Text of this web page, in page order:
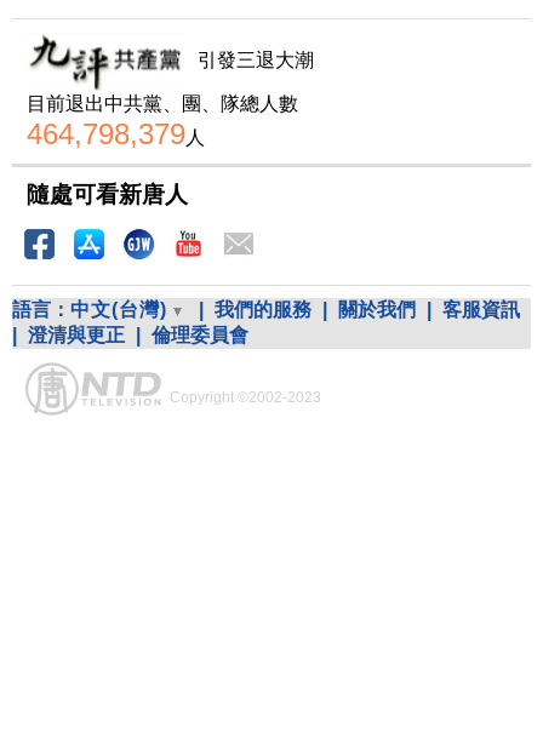
引發三退大潮
目前退出中共黨、團、隊總人數
464,798,379人
隨處可看新唐人
語言： 中文(台灣) 我們的服務 關於我們
客服資訊
澄清與更正 倫理委員會
Copyright ©2002-2023